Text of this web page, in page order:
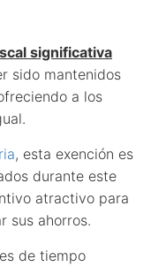
significativa
sido mantenidos
a los
, esta exención es
durante este
atractivo para
sus ahorros.
de tiempo